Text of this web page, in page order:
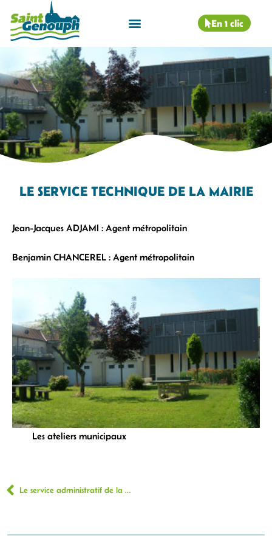
En 1 clic
LE SERVICE TECHNIQUE DE LA MAIRIE
Jean-Jacques ADJAMI : Agent métropolitain
Benjamin CHANCEREL : Agent métropolitain
Les ateliers municipaux
Le service administratif de la mairie